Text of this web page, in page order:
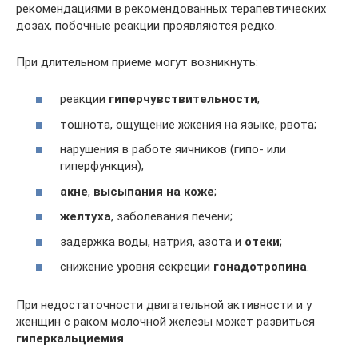
рекомендациями в рекомендованных терапевтических
дозах, побочные реакции проявляются редко.
При длительном приеме могут возникнуть:
реакции гиперчувствительности;
тошнота, ощущение жжения на языке, рвота;
нарушения в работе яичников (гипо- или
гиперфункция);
акне, высыпания на коже;
желтуха, заболевания печени;
задержка воды, натрия, азота и отеки;
снижение уровня секреции гонадотропина.
При недостаточности двигательной активности и у
женщин с раком молочной железы может развиться
гиперкальциемия.